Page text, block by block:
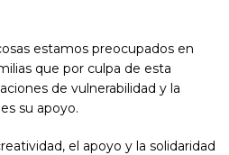
estamos preocupados en
que por culpa de esta
de vulnerabilidad y la
su apoyo.
el apoyo y la solidaridad